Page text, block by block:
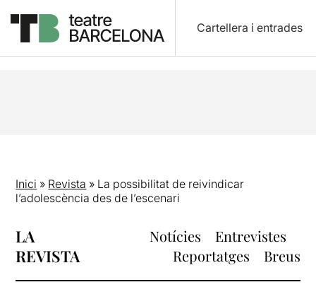
Cartellera i entrades
Inici » Revista » La possibilitat de reivindicar
l’adolescència des de l’escenari
LA
REVISTA
Notícies
Entrevistes
Reportatges
Breus